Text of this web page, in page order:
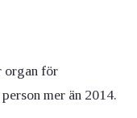
organ för
mer än 2014.